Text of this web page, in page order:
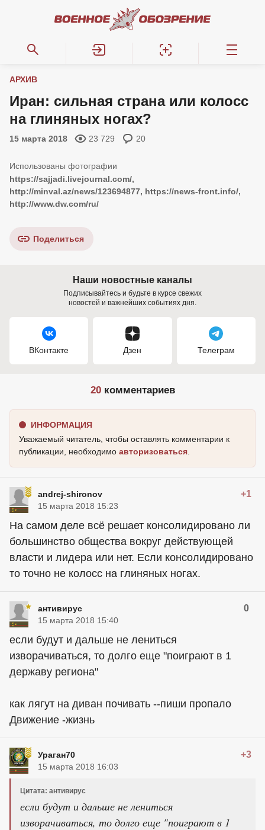
АРХИВ
Иран: сильная страна или колосс
на глиняных ногах?
15 марта 2018 23 729 20
https://sajjadi.livejournal.com/,
http://minval.az/news/123694877, https://news-front.info/,
http://www.dw.com/ru/
Поделиться
Наши новостные каналы
Подписывайтесь и будьте в курсе свежих
новостей и важнейших событиях дня.
ВКонтакте Дзен Телеграм
20комментариев
ИНФОРМАЦИЯ
Уважаемый читатель, чтобы оставлять комментарии к
публикации, необходимо авторизоваться
andrej-shironov +1
15 марта 2018 15:23
На самом деле всё решает консолидировано ли
большинство общества вокруг действующей
власти и лидера или нет. Если консолидировано
то точно не колосс на глиняных ногах.
антивирус 0
15 марта 2018 15:40
если будут и дальше не лениться
изворачиваться, то долго еще "поиграют в 1
державу региона"
как лягут на диван почивать --пиши пропало
Движение -жизнь
Ураган70 +3
15 марта 2018 16:03
Цитата: антивирус
если будут и дальше не лениться
изворачиваться, то долго еще "поиграют в 1